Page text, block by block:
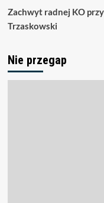
Zachwyt radnej KO
Trzaskowski
Nie przegap